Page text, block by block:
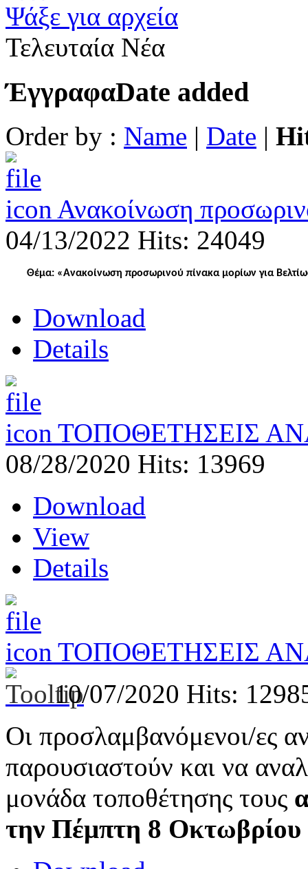
Ψάξε για αρχεία
Τελευταία Νέα
ΈγγραφαDate added
Order by : Name | Date |
Ανακοίνωση
04/13/2022 Hits: 24049
Θέμα: «Ανακοίνωση προσωρινού πίνακα μορίων για
Download
Details
ΤΟΠΟΘΕΤΗΣΕΙΣ
08/28/2020 Hits: 13969
Download
View
Details
ΤΟΠΟΘΕΤΗΣΕΙΣ
10/07/2020 Hits:
Οι προσλαμβανόμενοι/ες
παρουσιαστούν και να
μονάδα τοποθέτησης τους
την Πέμπτη 8 Οκτωβρίου